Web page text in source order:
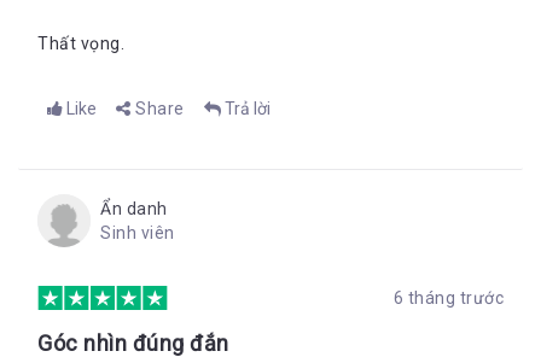
Thất vọng.
Like Share Trả lời
Ẩn danh
Sinh viên
6 tháng trước
Góc nhìn đúng đắn